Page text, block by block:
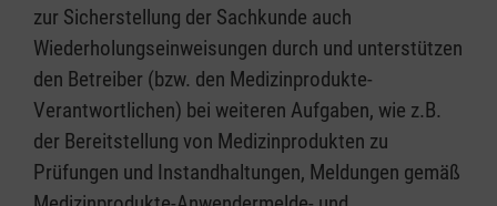
zur Sicherstellung der Sachkunde auch
Wiederholungseinweisungen durch und unterstützen
den Betreiber (bzw. den Medizinprodukte-
Verantwortlichen) bei weiteren Aufgaben, wie z.B.
der Bereitstellung von Medizinprodukten zu
Prüfungen und Instandhaltungen, Meldungen gemäß